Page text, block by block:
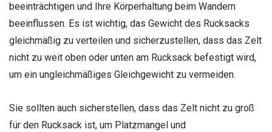
beeinträchtigen und Ihre Körperhaltung beim Wandern
beeinflussen. Es ist wichtig, das Gewicht des Rucksacks
gleichmäßig zu verteilen und sicherzustellen, dass das Zelt
nicht zu weit oben oder unten am Rucksack befestigt wird,
um ein ungleichmäßiges Gleichgewicht zu vermeiden.
Sie sollten auch sicherstellen, dass das Zelt nicht zu groß
für den Rucksack ist, um Platzmangel und